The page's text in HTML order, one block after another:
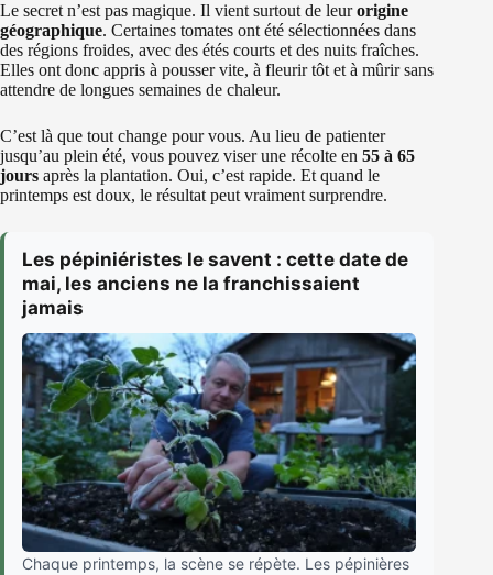
Le secret n’est pas magique. Il vient surtout de leurorigine
géographique. Certaines tomates ont été sélectionnées dans
des régions froides, avec des étés courts et des nuits fraîches.
Elles ont donc appris à pousser vite, à fleurir tôt et à mûrir sans
attendre de longues semaines de chaleur.
C’est là que tout change pour vous. Au lieu de patienter
jusqu’au plein été, vous pouvez viser une récolte en 55 à 65
jours après la plantation. Oui, c’est rapide. Et quand le
printemps est doux, le résultat peut vraiment surprendre.
Les pépiniéristes le savent : cette date de
mai, les anciens ne la franchissaient
jamais
Chaque printemps, la scène se répète. Les pépinières